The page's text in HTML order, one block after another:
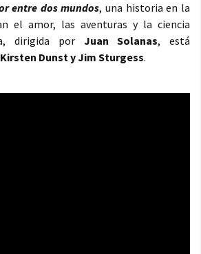
entre dos mundos, una historia en la
el amor, las aventuras y la ciencia
dirigida por Juan Solanas, está
Dunst y Jim Sturgess.